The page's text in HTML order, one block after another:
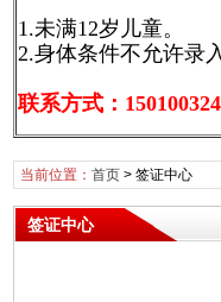
1.未满12岁儿童。
2.身体条件不允许录
联系方式：
当前位置： 首页> 签证中心
签证中心